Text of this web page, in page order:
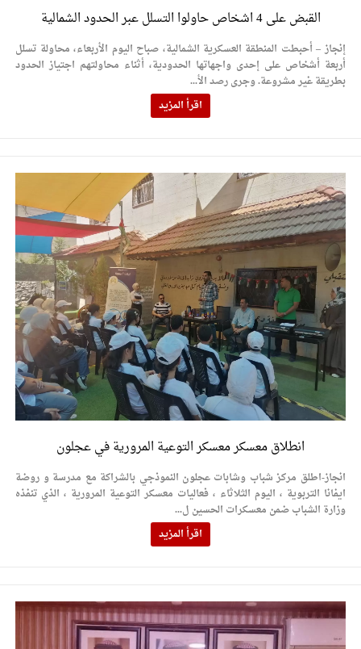
القبض على 4 اشخاص حاولوا التسلل عبر الحدود الشمالية
إنجاز – أحبطت المنطقة العسكرية الشمالية، صباح اليوم الأربعاء، محاولة تسلل
أربعة أشخاص على إحدى واجهاتها الحدودية، أثناء محاولتهم اجتياز الحدود
بطريقة غير مشروعة. وجرى رصد الأ...
اقرأ المزيد
انطلاق معسكر معسكر التوعية المرورية في عجلون
انجاز-اطلق مركز شباب وشابات عجلون النموذجي بالشراكة مع مدرسة و روضة
ايفانا التربوية ، اليوم الثلاثاء ، فعاليات معسكر التوعية المرورية ، الذي تنفذه
وزارة الشباب ضمن معسكرات الحسين ل...
اقرأ المزيد